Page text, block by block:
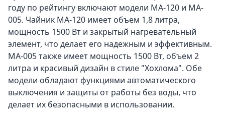
году по рейтингу включают модели MA-120 и MA-
005. Чайник MA-120 имеет объем 1,8 литра,
мощность 1500 Вт и закрытый нагревательный
элемент, что делает его надежным и эффективным.
MA-005 также имеет мощность 1500 Вт, объем 2
литра и красивый дизайн в стиле "Хохлома". Обе
модели обладают функциями автоматического
выключения и защиты от работы без воды, что
делает их безопасными в использовании.